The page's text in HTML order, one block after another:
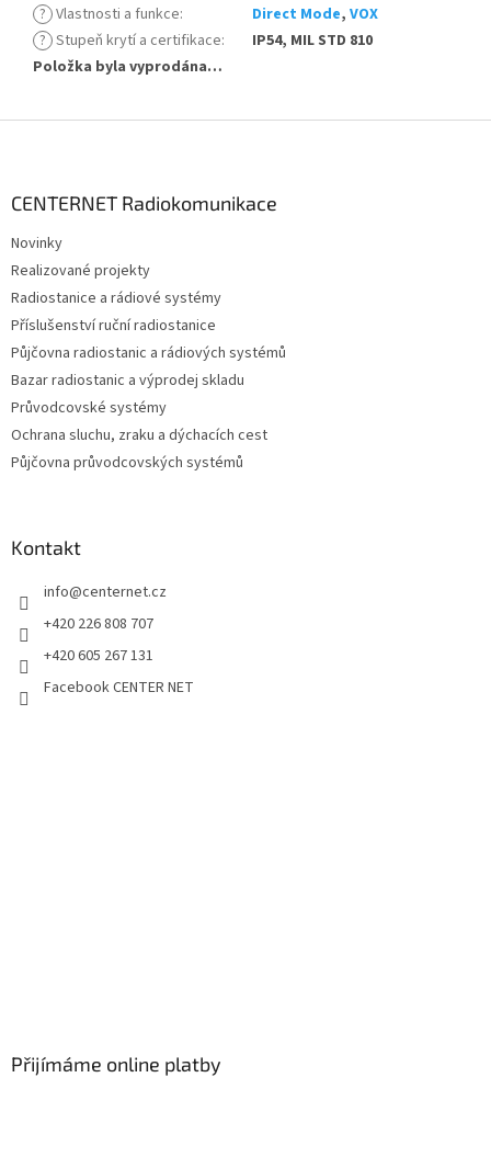
? Vlastnosti a funkce: Direct Mode, VOX
? Stupeň krytí a certifikace:
IP54, MIL STD 810
Položka byla vyprodána…
CENTERNET Radiokomunikace
Novinky
Realizované projekty
Radiostanice a rádiové systémy
Příslušenství ruční radiostanice
Půjčovna radiostanic a rádiových systémů
Bazar radiostanic a výprodej skladu
Průvodcovské systémy
Ochrana sluchu, zraku a dýchacích cest
Půjčovna průvodcovských systémů
Kontakt
info@centernet.cz
+420 226 808 707
+420 605 267 131
Facebook CENTER NET
Přijímáme online platby